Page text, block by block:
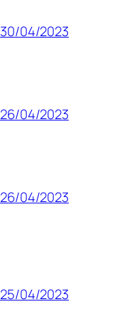
30/04/2023
26/04/2023
26/04/2023
25/04/2023